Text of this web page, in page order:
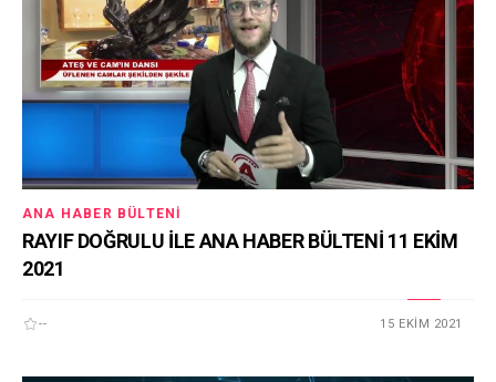
ANA HABER BÜLTENI
RAYIF DOĞRULU İLE ANA HABER BÜLTENİ 11 EKİM
2021
-- 15 EKIM 2021